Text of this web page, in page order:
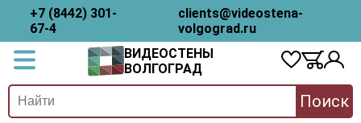
+7 (8442) 301-
67-4
clients@videostena-
volgograd.ru
ВИДЕОСТЕНЫ
ВОЛГОГРАД
Поиск